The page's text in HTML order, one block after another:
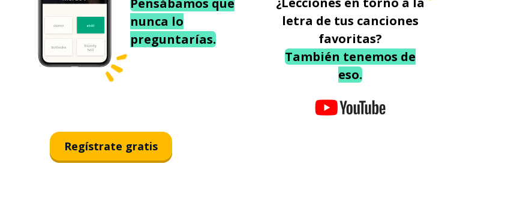
Pensábamos que
nunca lo
preguntarías.
letra de tus canciones
favoritas?
También tenemos de
eso.
Regístrate gratis